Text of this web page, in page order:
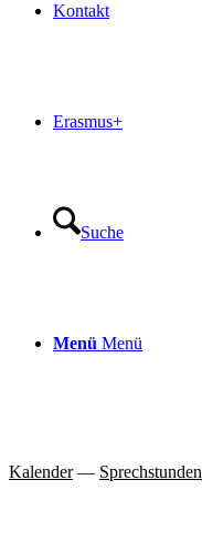
Kontakt
Erasmus+
Suche
Menü Menü
Kalender— Sprechstunden